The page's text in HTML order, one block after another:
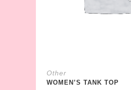
Other
WOMEN’S TANK TOP